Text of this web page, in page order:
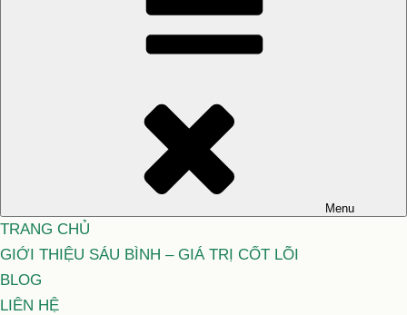
Menu
TRANG CHỦ
GIỚI THIỆU SÁU BÌNH – GIÁ TRỊ CỐT LÕI
BLOG
LIÊN HỆ